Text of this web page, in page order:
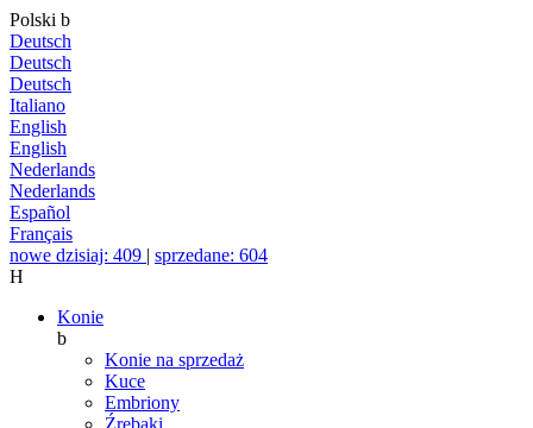
Polski b
Deutsch
Deutsch
Deutsch
Italiano
English
English
Nederlands
Nederlands
Español
Français
nowe dzisiaj: 409 | sprzedane: 604
H
Konie
b
Konie na sprzedaż
Kuce
Embriony
Źrebaki